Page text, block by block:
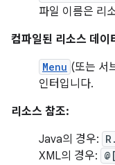
파일 이름은 리
컴파일된 리소스 데이
Menu (또는 서
인터입니다.
리소스 참조:
Java의 경우:
XML의 경우: @[